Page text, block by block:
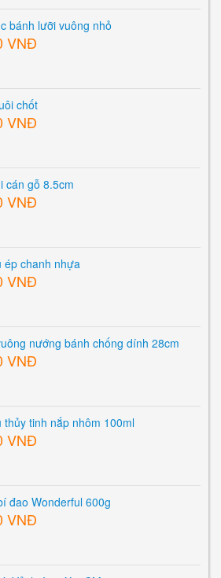
bánh lưỡi vuông nhỏ
VNĐ
chốt
VNĐ
cán gỗ 8.5cm
VNĐ
ép chanh nhựa
VNĐ
nướng bánh chống dính 28cm
VNĐ
thủy tinh nắp nhôm 100ml
VNĐ
đao Wonderful 600g
VNĐ